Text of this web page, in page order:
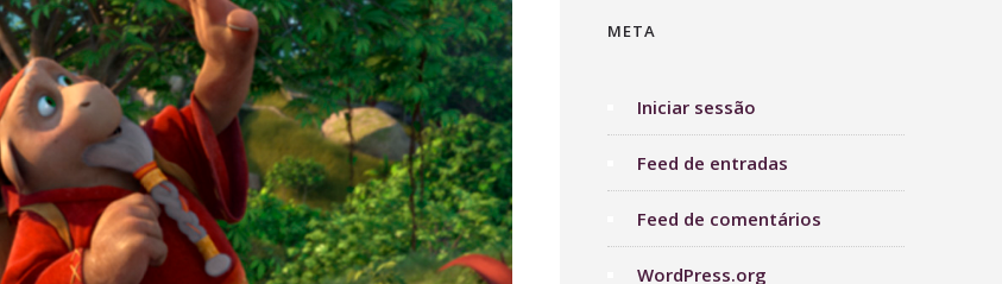
META
Iniciar sessão
Feed de entradas
Feed de comentários
WordPress.org